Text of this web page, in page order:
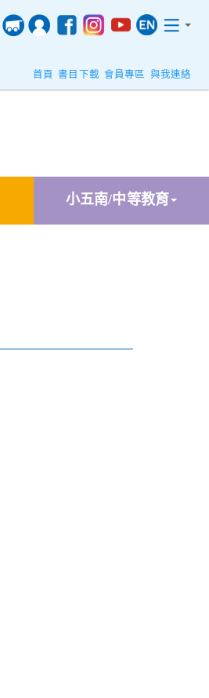
首頁 書目下載 會員專區 與我連絡
小五南/中等教育